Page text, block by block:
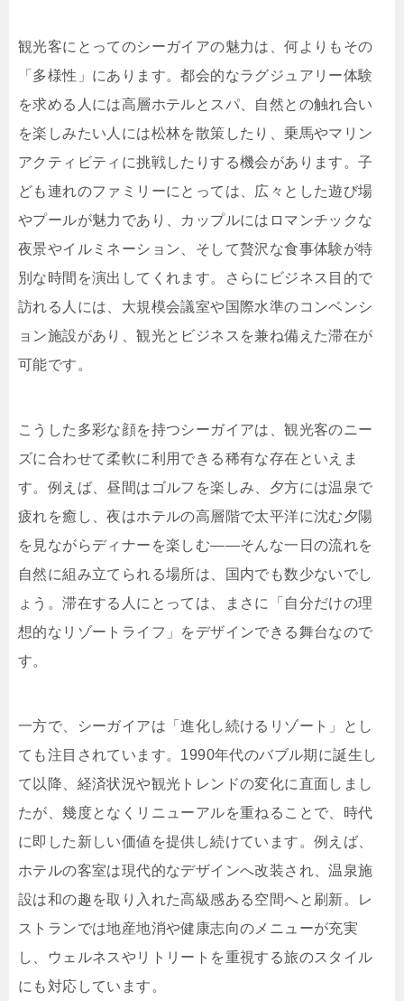
観光客にとってのシーガイアの魅力は、何よりもその
「多様性」にあります。都会的なラグジュアリー体験
を求める人には高層ホテルとスパ、自然との触れ合い
を楽しみたい人には松林を散策したり、乗馬やマリン
アクティビティに挑戦したりする機会があります。子
ども連れのファミリーにとっては、広々とした遊び場
やプールが魅力であり、カップルにはロマンチックな
夜景やイルミネーション、そして贅沢な食事体験が特
別な時間を演出してくれます。さらにビジネス目的で
訪れる人には、大規模会議室や国際水準のコンベンシ
ョン施設があり、観光とビジネスを兼ね備えた滞在が
可能です。
こうした多彩な顔を持つシーガイアは、観光客のニー
ズに合わせて柔軟に利用できる稀有な存在といえま
す。例えば、昼間はゴルフを楽しみ、夕方には温泉で
疲れを癒し、夜はホテルの高層階で太平洋に沈む夕陽
を見ながらディナーを楽しむ――そんな一日の流れを
自然に組み立てられる場所は、国内でも数少ないでし
ょう。滞在する人にとっては、まさに「自分だけの理
想的なリゾートライフ」をデザインできる舞台なので
す。
一方で、シーガイアは「進化し続けるリゾート」とし
ても注目されています。1990年代のバブル期に誕生し
て以降、経済状況や観光トレンドの変化に直面しまし
たが、幾度となくリニューアルを重ねることで、時代
に即した新しい価値を提供し続けています。例えば、
ホテルの客室は現代的なデザインへ改装され、温泉施
設は和の趣を取り入れた高級感ある空間へと刷新。レ
ストランでは地産地消や健康志向のメニューが充実
し、ウェルネスやリトリートを重視する旅のスタイル
にも対応しています。